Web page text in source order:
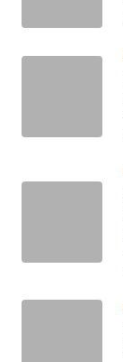
KEPRI
BARAT
WN